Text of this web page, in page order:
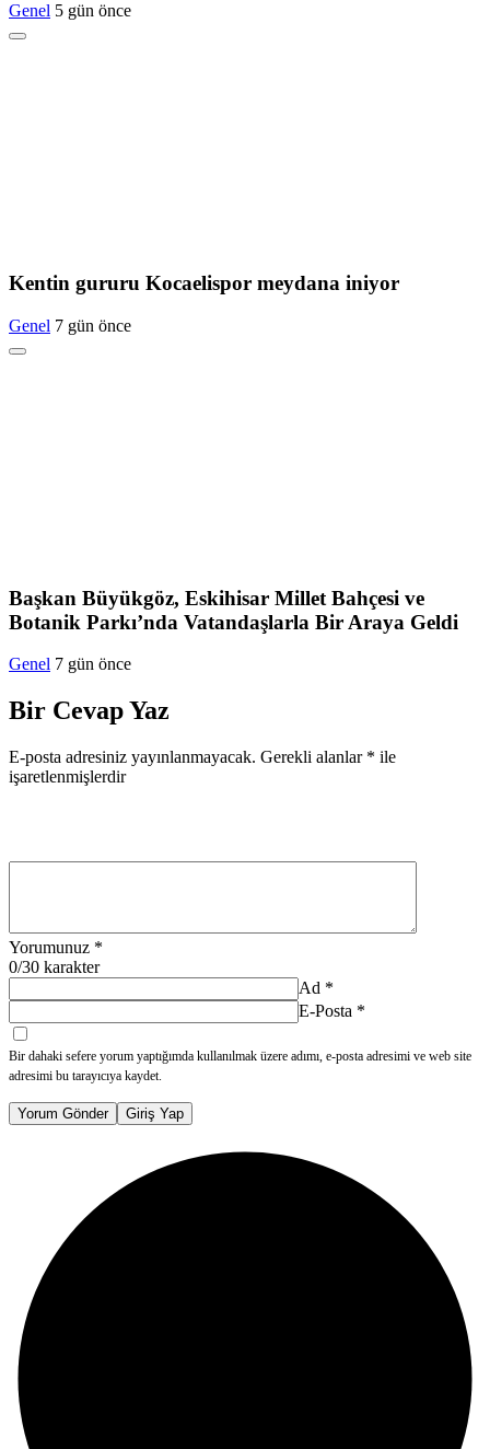
Genel 5 gün önce
Kentin gururu Kocaelispor meydana iniyor
Genel 7 gün önce
Başkan Büyükgöz, Eskihisar Millet Bahçesi ve
Botanik Parkı’nda Vatandaşlarla Bir Araya Geldi
Genel 7 gün önce
Bir Cevap Yaz
E-posta adresiniz yayınlanmayacak. Gerekli alanlar * ile
işaretlenmişlerdir
Yorumunuz *
0/30 karakter
Ad *
E-Posta *
Bir dahaki sefere yorum yaptığımda kullanılmak üzere adımı, e-posta adresimi ve web site
adresimi bu tarayıcıya kaydet.
Yorum Gönder Giriş Yap